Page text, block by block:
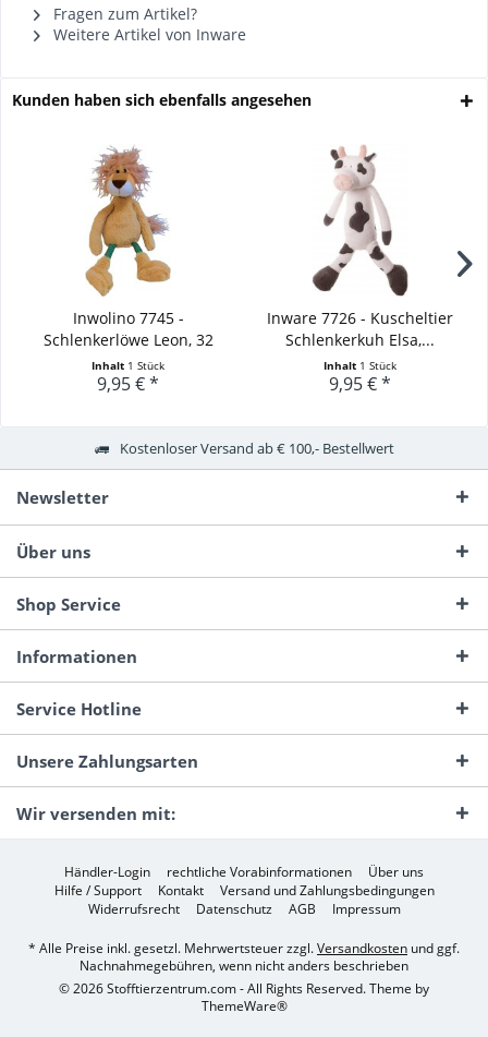
Fragen zum Artikel?
Weitere Artikel von Inware
Kunden haben sich ebenfalls angesehen
Inwolino 7745 -
Schlenkerlöwe Leon, 32
cm,...
Inhalt 1 Stück
9,95 € *
Inware 7726 - Kuscheltier
Schlenkerkuh Elsa,...
Inhalt 1 Stück
9,95 € *
Kostenloser Versand ab € 100,- Bestellwert
Newsletter
Über uns
Shop Service
Informationen
Service Hotline
Unsere Zahlungsarten
Wir versenden mit:
Händler-Login rechtliche Vorabinformationen
Über uns
Hilfe / Support
Kontakt
Versand und Zahlungsbedingungen
Widerrufsrecht
Datenschutz AGB Impressum
* Alle Preise inkl. gesetzl. Mehrwertsteuer zzgl.Versandkosten und ggf.
Nachnahmegebühren, wenn nicht anders beschrieben
© 2026 Stofftierzentrum.com - All Rights Reserved. Theme by
ThemeWare®